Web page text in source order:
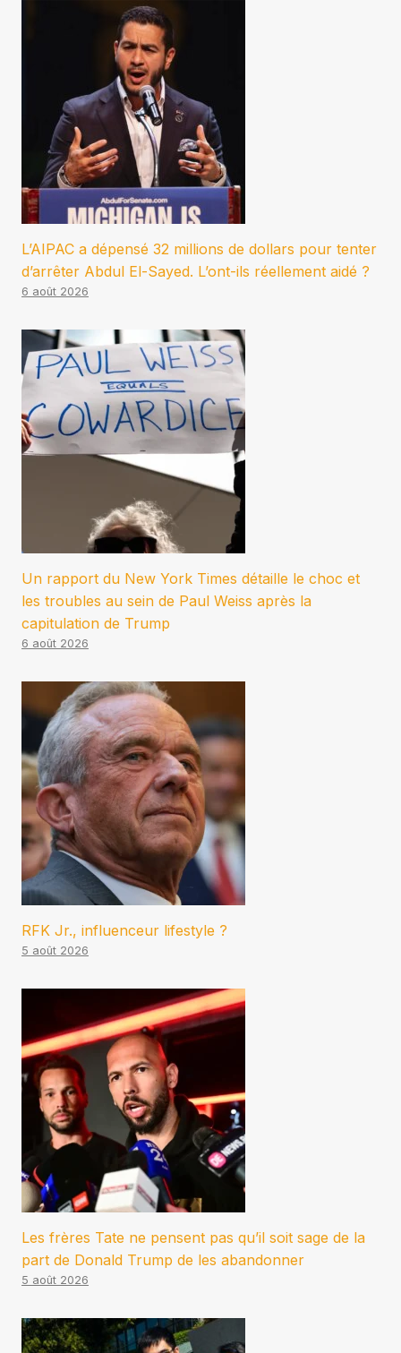
L’AIPAC a dépensé 32 millions de dollars pour tenter
d’arrêter Abdul El-Sayed. L’ont-ils réellement aidé ?
6 août 2026
Un rapport du New York Times détaille le choc et
les troubles au sein de Paul Weiss après la
capitulation de Trump
6 août 2026
RFK Jr., influenceur lifestyle ?
5 août 2026
Les frères Tate ne pensent pas qu’il soit sage de la
part de Donald Trump de les abandonner
5 août 2026